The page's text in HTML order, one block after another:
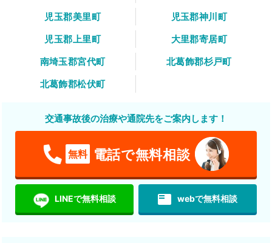
児玉郡美里町
児玉郡神川町
児玉郡上里町
大里郡寄居町
南埼玉郡宮代町
北葛飾郡杉戸町
北葛飾郡松伏町
交通事故後の治療や通院先をご案内します！
無料 電話で無料相談
LINEで無料相談 featured_play_list webで無料相談